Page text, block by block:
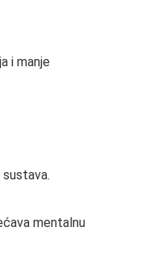
i manje
mentalnu